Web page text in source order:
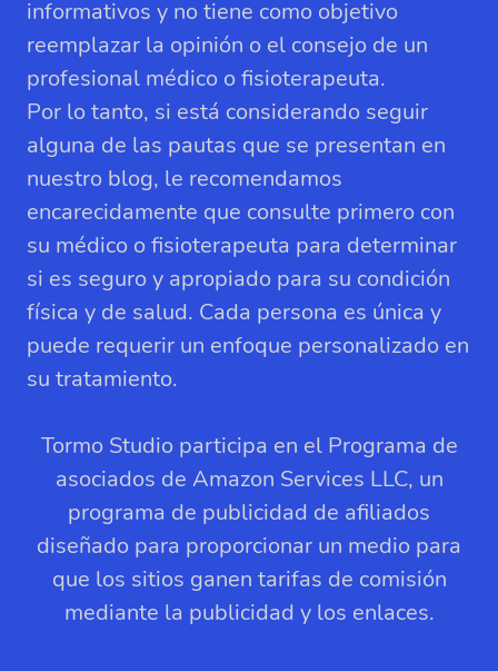
informativos y no tiene como objetivo
reemplazar la opinión o el consejo de un
profesional médico o fisioterapeuta.
Por lo tanto, si está considerando seguir
alguna de las pautas que se presentan en
nuestro blog, le recomendamos
encarecidamente que consulte primero con
su médico o fisioterapeuta para determinar
si es seguro y apropiado para su condición
física y de salud. Cada persona es única y
puede requerir un enfoque personalizado en
su tratamiento.
Tormo Studio participa en el Programa de
asociados de Amazon Services LLC, un
programa de publicidad de afiliados
diseñado para proporcionar un medio para
que los sitios ganen tarifas de comisión
mediante la publicidad y los enlaces.